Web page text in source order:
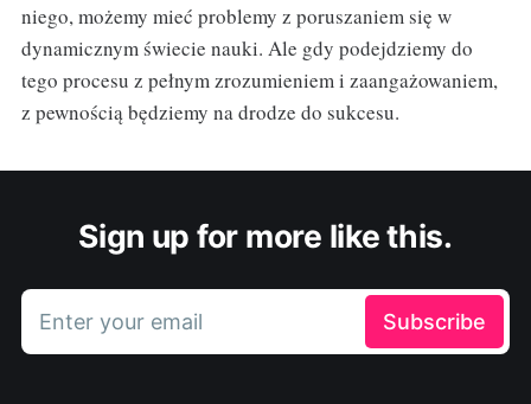
niego, możemy mieć problemy z poruszaniem się w
dynamicznym świecie nauki. Ale gdy podejdziemy do
tego procesu z pełnym zrozumieniem i zaangażowaniem,
z pewnością będziemy na drodze do sukcesu.
Sign up for more like this.
Enter your email Subscribe